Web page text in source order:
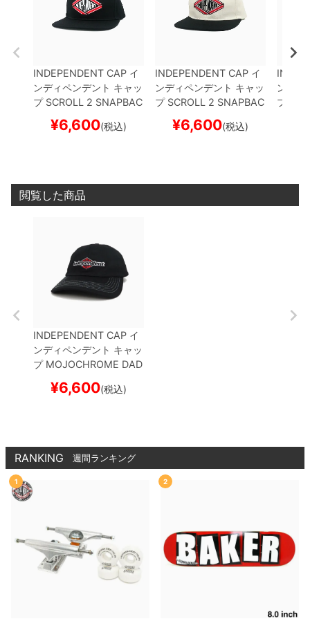
INDEPENDENT CAP イ
ンディペンデント キャッ
プSCROLL 2 SNAPBAC
BLACK スケートボー
ド スケボー
¥6,600(税込)
INDEPENDENT CAP イ
ンディペンデント キャッ
プSCROLL 2 SNAPBAC
NATURAL/BLACK
ケートボード スケボー
¥6,600(税込)
ンディ
プ
閲覧した商品
INDEPENDENT CAP イ
ンディペンデント キャッ
プMOJOCHROME DAD
ートボード スケボー
¥6,600(税込)
RANKING 週間ランキング
1 2